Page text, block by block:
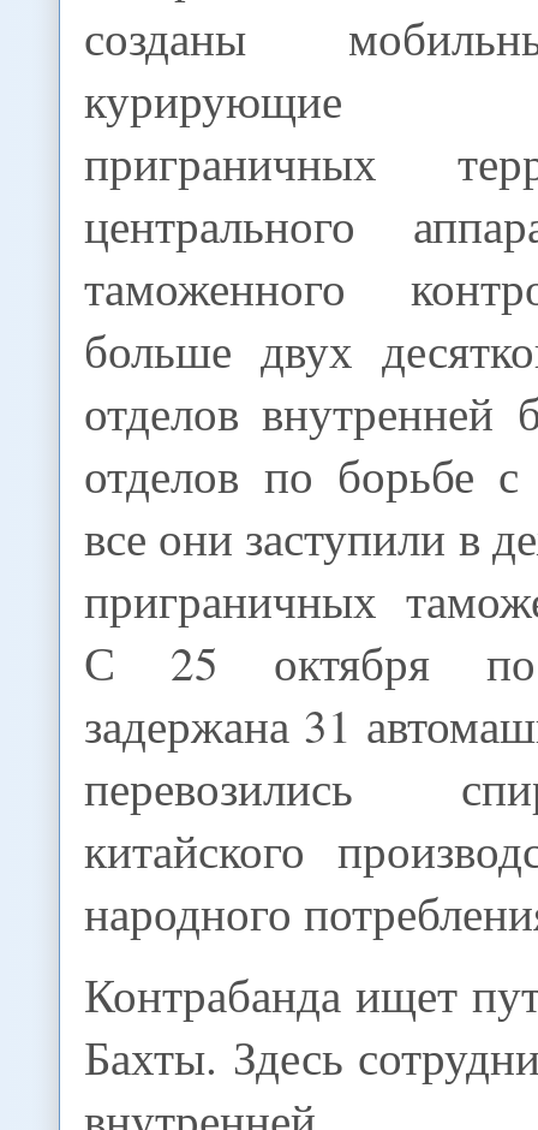
созданы
курирующие
приграничных
центрального
таможенного
больше двух
отделов внутренней
отделов по борьбе с
все они заступили в
приграничных
С 25 октября
задержана 31
перевозились
китайского
народного
Контрабанда ищет
Бахты. Здесь